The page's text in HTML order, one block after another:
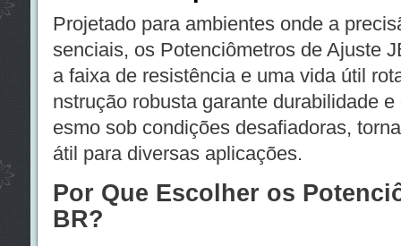
Projetado para ambientes onde a
senciais, os Potenciômetros de Ajuste
a faixa de resistência e uma vida útil
nstrução robusta garante durabilidade
esmo sob condições desafiadoras,
átil para diversas aplicações.
Por Que Escolher os
BR?